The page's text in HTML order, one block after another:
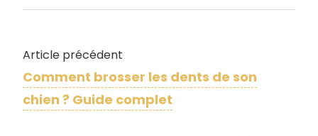
Article précédent
Comment brosser les dents de son
chien ? Guide complet